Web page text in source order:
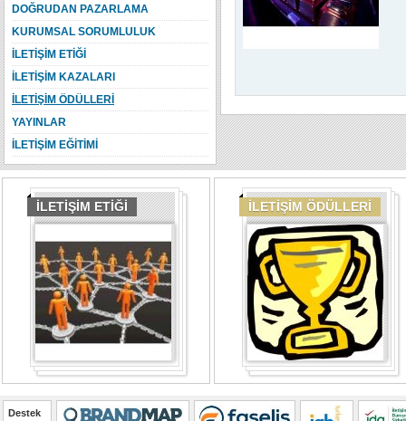
DOĞRUDAN PAZARLAMA
KURUMSAL SORUMLULUK
İLETİŞİM ETİĞİ
İLETİŞİM KAZALARI
İLETİŞİM ÖDÜLLERİ
YAYINLAR
İLETİŞİM EĞİTİMİ
İLETİŞİM ETİĞİ İLETİŞİM ÖDÜLLERİ
Destek